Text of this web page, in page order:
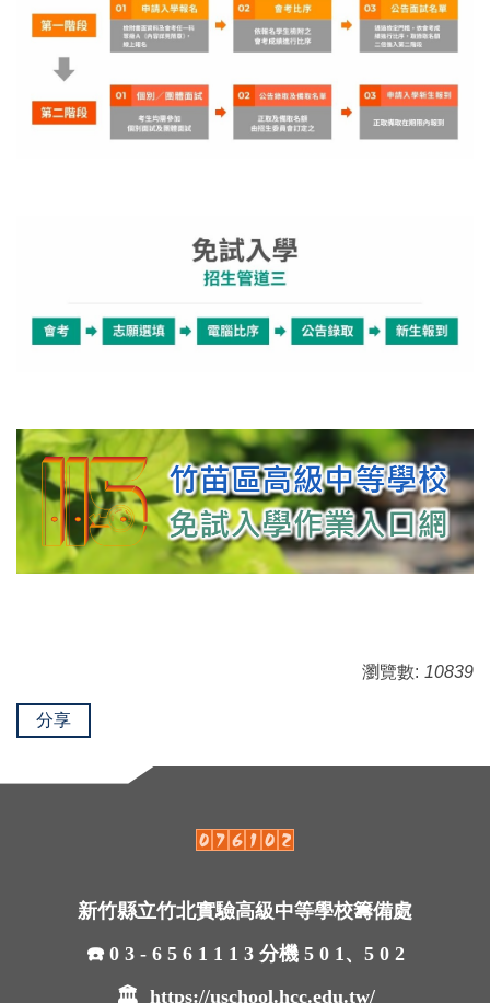
瀏覽數: 10839
分享
新竹縣立竹北實驗高級中等學校籌備處
☎️ 0 3 - 6 5 6 1 1 1 3 分機 5 0 1、5 0 2
🏛 https://uschool.hcc.edu.tw/